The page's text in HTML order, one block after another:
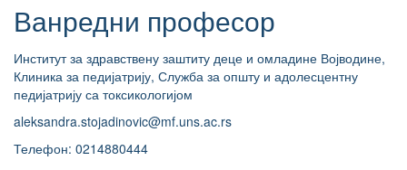
Ванредни професор
Институт за здравствену заштиту деце и омладине Војводине,
Клиника за педијатрију, Служба за општу и адолесцентну
педијатрију са токсикологијом
aleksandra.stojadinovic@mf.uns.ac.rs
Телефон: 0214880444